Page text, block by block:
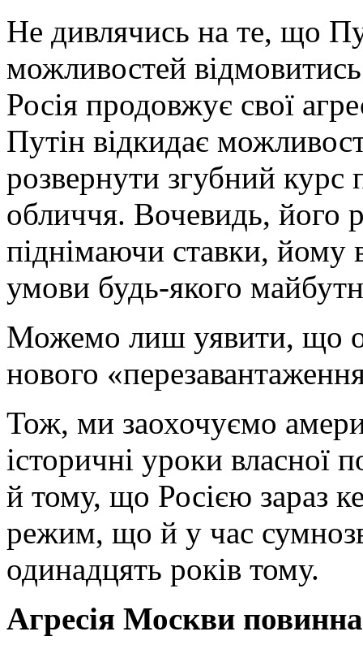
Не дивлячись на те, що
можливостей відмовитись
Росія продовжує свої
Путін відкидає
розвернути згубний курс
обличчя. Вочевидь, його
піднімаючи ставки, йому
умови будь-якого
Можемо лиш уявити, що
нового
Тож, ми заохочуємо
історичні уроки власної
й тому, що Росією зараз
режим, що й у час
одинадцять років тому.
Агресія Москви повинна